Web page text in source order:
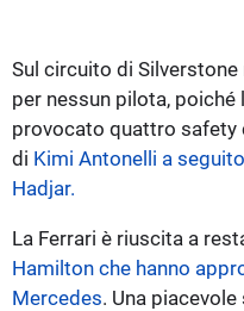
Sul circuito di
per nessun pilota,
provocato quattro safety
di Kimi Antonelli a
Hadjar.
La Ferrari è riuscita a
Hamilton che hanno
Mercedes. Una